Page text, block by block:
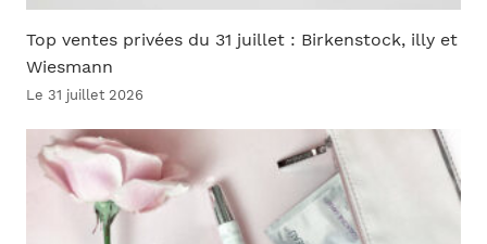
Top ventes privées du 31 juillet : Birkenstock, illy et
Wiesmann
Le 31 juillet 2026